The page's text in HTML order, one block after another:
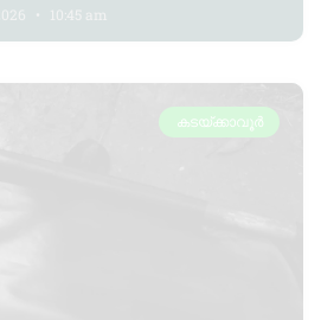
10:45 am
കടയ്ക്കാവൂർ